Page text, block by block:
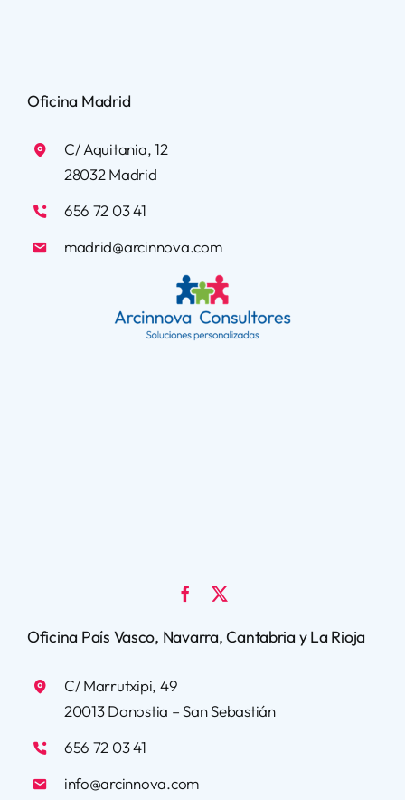
Oficina Madrid
C/ Aquitania, 12
28032 Madrid
656 72 03 41
madrid@arcinnova.com
Oficina País Vasco, Navarra, Cantabria y La Rioja
C/ Marrutxipi, 49
20013 Donostia – San Sebastián
656 72 03 41
info@arcinnova.com